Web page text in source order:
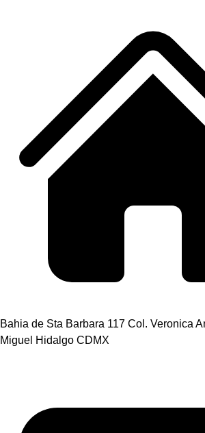
Bahia de Sta Barbara 117 Col. Veronica
Miguel Hidalgo CDMX